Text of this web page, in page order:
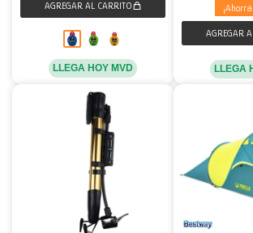
LLEGA HOY MVD LLEGA